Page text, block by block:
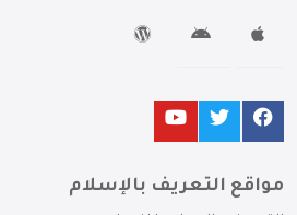
مواقع التعريف بالإسلام